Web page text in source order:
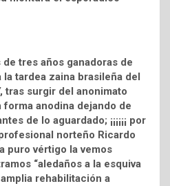
tres años ganadoras de
la tardea zaina brasileña del
tras surgir del anonimato
anodina dejando de
de lo aguardado; ¡¡¡¡¡¡ por
norteño Ricardo
puro vértigo la vemos
“aledaños a la esquiva
rehabilitación a